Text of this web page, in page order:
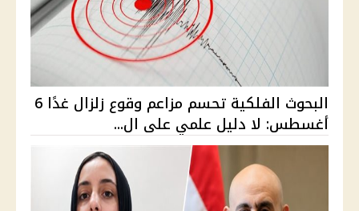
البحوث الفلكية تحسم مزاعم وقوع زلزال غدًا 6
أغسطس: لا دليل علمي على ال...